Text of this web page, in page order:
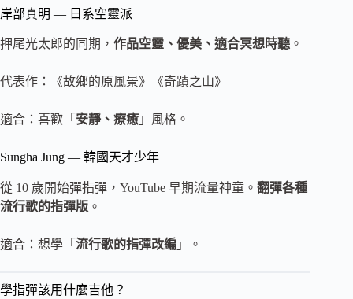
岸部真明 — 日系空靈派
押尾光太郎的同期， 作品空靈、優美、適合冥想時聽 。
代表作：《故鄉的原風景》《奇蹟之山》
適合：喜歡「 安靜、療癒 」風格。
Sungha Jung — 韓國天才少年
從 10 歲開始彈指彈，YouTube 早期流量神童。 翻彈各種
流行歌的指彈版 。
適合：想學「 流行歌的指彈改編 」。
學指彈該用什麼吉他？